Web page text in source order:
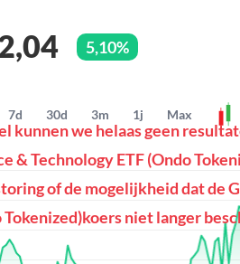
5,10%
7d 30d 3m 1j Max
kunnen we helaas geen
& Technology ETF (Ondo
of de mogelijkheid dat de
Tokenized)koers niet langer